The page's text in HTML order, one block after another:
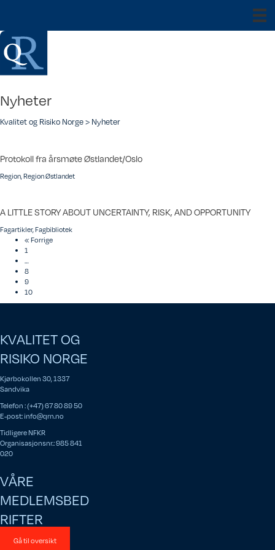
Nyheter
Kvalitet og Risiko Norge> Nyheter
Protokoll fra årsmøte Østlandet/Oslo
Region,Region Østlandet
A LITTLE STORY ABOUT UNCERTAINTY, RISK, AND OPPORTUNITY
Fagartikler,Fagbibliotek
« Forrige
1
…
8
9
10
KVALITET OG
RISIKO NORGE
Kjørbokollen 30, 1337
Sandvika
Telefon : (+47) 67 80 89 50
E-post:info@qrn.no
Tidligere NFKR
Organisasjonsnr.: 985 841
020
VÅRE
MEDLEMSBED
RIFTER
Gå til oversikt